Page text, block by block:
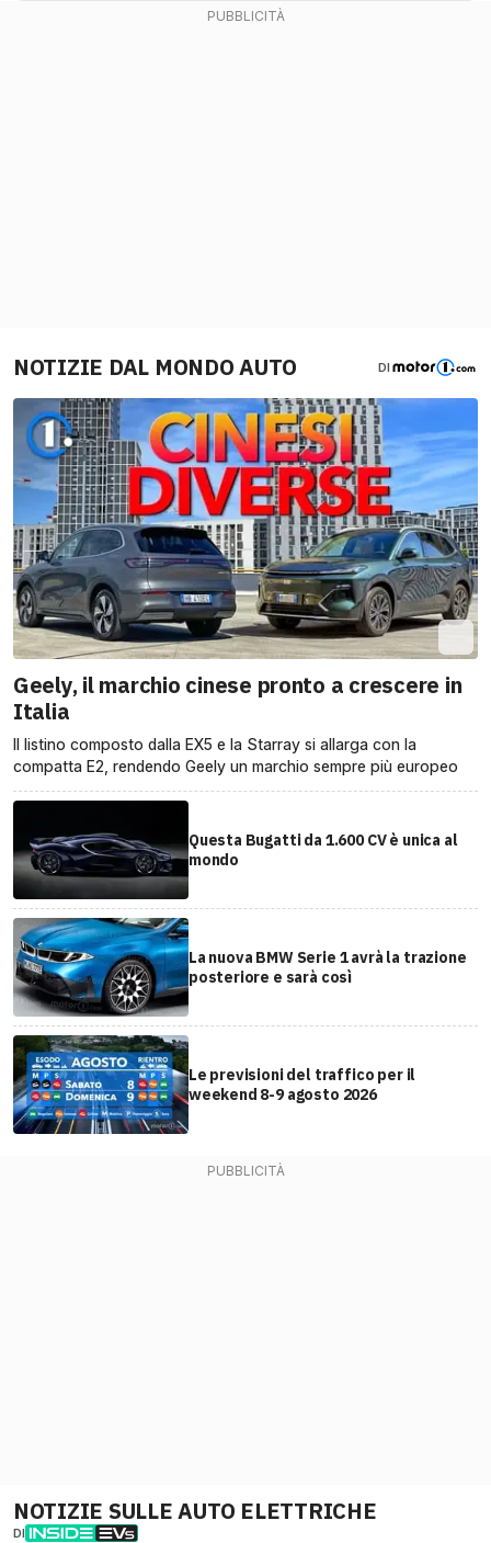
NOTIZIE DAL MONDO AUTO DI
Geely, il marchio cinese pronto a crescere in
Italia
Il listino composto dalla EX5 e la Starray si allarga con la
compatta E2, rendendo Geely un marchio sempre più europeo
Questa Bugatti da 1.600 CV è unica al
mondo
La nuova BMW Serie 1 avrà la trazione
posteriore e sarà così
Le previsioni del traffico per il
weekend 8-9 agosto 2026
NOTIZIE SULLE AUTO ELETTRICHE
DI